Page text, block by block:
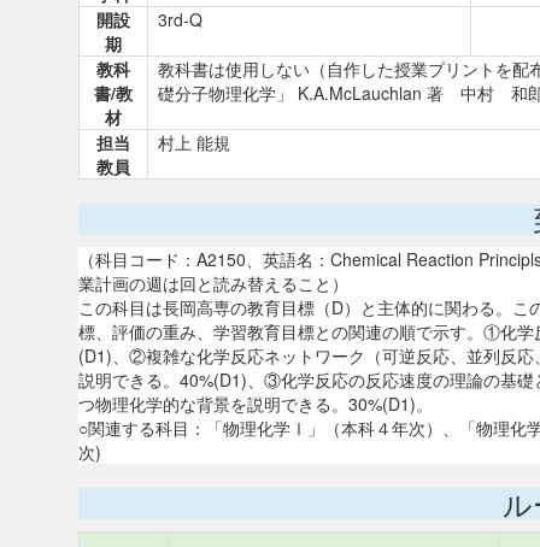
開設
期
3rd-Q
教科
書/教
材
教科書は使用しない（自作した授業プリントを
礎分子物理化学」 K.A.McLauchlan 著 中村 和
担当
教員
村上 能規
（科目コード：A2150、英語名：Chemical Reaction
業計画の週は回と読み替えること）
この科目は長岡高専の教育目標（D）と主体的に関わる。
標、評価の重み、学習教育目標との関連の順で示す。①化
(D1)、②複雑な化学反応ネットワーク（可逆反応、並列反
説明できる。40%(D1)、③化学反応の反応速度の理論の基
つ物理化学的な背景を説明できる。30%(D1)。
○関連する科目：「物理化学Ⅰ」（本科４年次）、「物理
次)